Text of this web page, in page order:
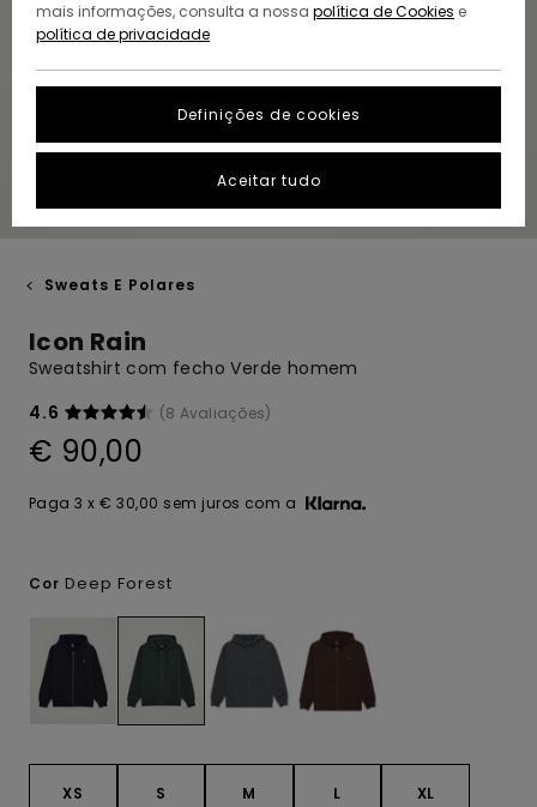
Sweats E Polares
Icon Rain
Sweatshirt com fecho Verde homem
4.6
(8 Avaliações)
€ 90,00
Paga 3 x € 30,00 sem juros com a
Cor Deep Forest
XS S M L XL
mais informações, consulta a nossa política de Cookies e
política de privacidade
Definições de cookies
Aceitar tudo